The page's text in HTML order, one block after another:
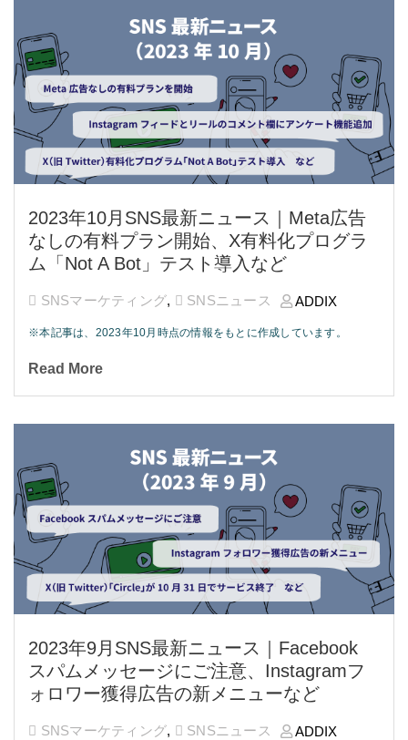
2023年10月SNS最新ニュース｜Meta広告
なしの有料プラン開始、X有料化プログラ
ム「Not A Bot」テスト導入など
SNSマーケティング, SNSニュース ADDIX
※本記事は、2023年10月時点の情報をもとに作成しています。
Read More
2023年9月SNS最新ニュース｜Facebook
スパムメッセージにご注意、Instagramフ
ォロワー獲得広告の新メニューなど
SNSマーケティング, SNSニュース ADDIX